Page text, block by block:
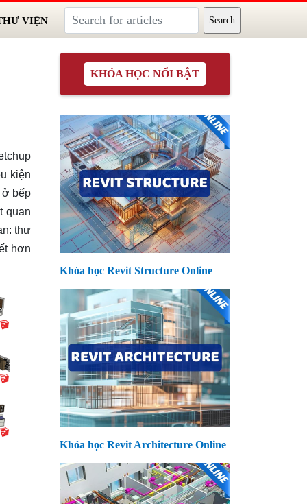
VIỆN
kiện
ở bếp
quan
thư
hơn
KHÓA HỌC NỔI BẬT
Khóa học Revit Structure Online
Khóa học Revit Architecture Online